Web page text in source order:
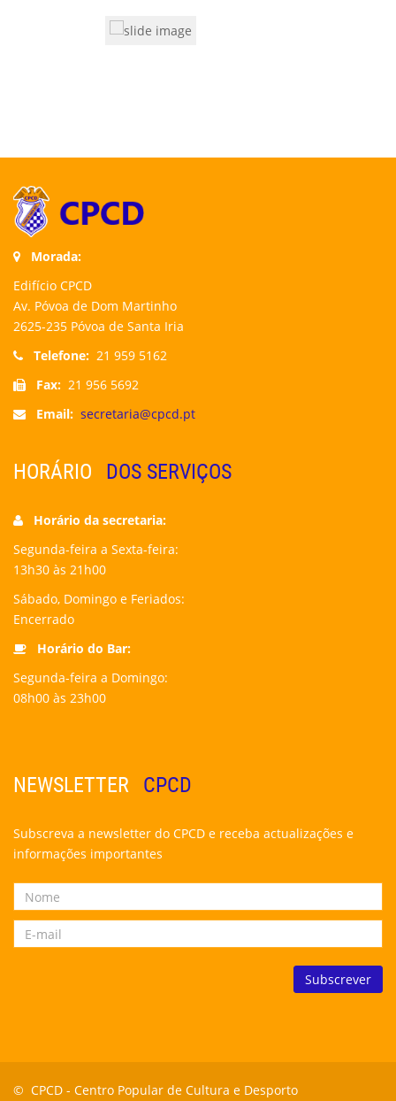
Morada:
Edifício CPCD
Av. Póvoa de Dom Martinho
2625-235 Póvoa de Santa Iria
Telefone: 21 959 5162
Fax: 21 956 5692
Email: secretaria@cpcd.pt
HORÁRIO DOS SERVIÇOS
Horário da secretaria:
Segunda-feira a Sexta-feira:
13h30 às 21h00
Sábado, Domingo e Feriados:
Encerrado
Horário do Bar:
Segunda-feira a Domingo:
08h00 às 23h00
NEWSLETTER CPCD
Subscreva a newsletter do CPCD e receba actualizações e
informações importantes
© CPCD - Centro Popular de Cultura e Desporto